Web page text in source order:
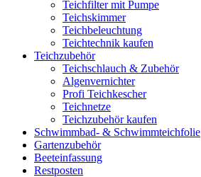
Teichfilter mit Pumpe
Teichskimmer
Teichbeleuchtung
Teichtechnik kaufen
Teichzubehör
Teichschlauch & Zubehör
Algenvernichter
Profi Teichkescher
Teichnetze
Teichzubehör kaufen
Schwimmbad- & Schwimmteichfolie
Gartenzubehör
Beeteinfassung
Restposten